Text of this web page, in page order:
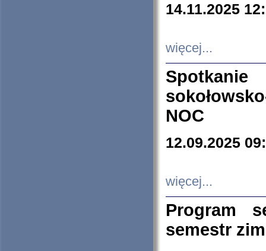
14.11.2025
więcej...
NOC
12.09.2025
więcej...
Program
semestr